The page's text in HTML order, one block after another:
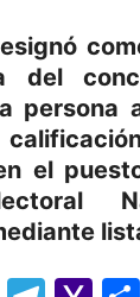
del
persona
el